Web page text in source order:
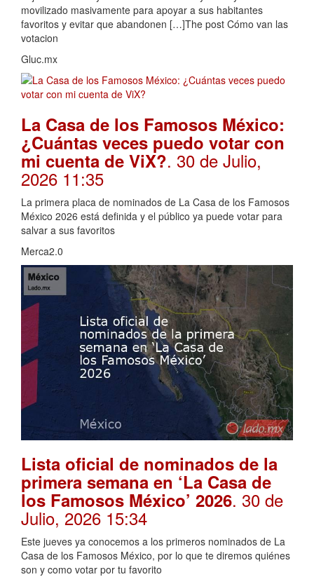
movilizado masivamente para apoyar a sus habitantes
favoritos y evitar que abandonen […]The post Cómo van las
votacion
Gluc.mx
La Casa de los Famosos México:
¿Cuántas veces puedo votar con
mi cuenta de ViX?. 30 de Julio,
2026 11:35
La primera placa de nominados de La Casa de los Famosos
México 2026 está definida y el público ya puede votar para
salvar a sus favoritos
Merca2.0
Lista oficial de nominados de la
primera semana en ‘La Casa de
los Famosos México’ 2026. 30 de
Julio, 2026 15:34
Este jueves ya conocemos a los primeros nominados de La
Casa de los Famosos México, por lo que te diremos quiénes
son y como votar por tu favorito